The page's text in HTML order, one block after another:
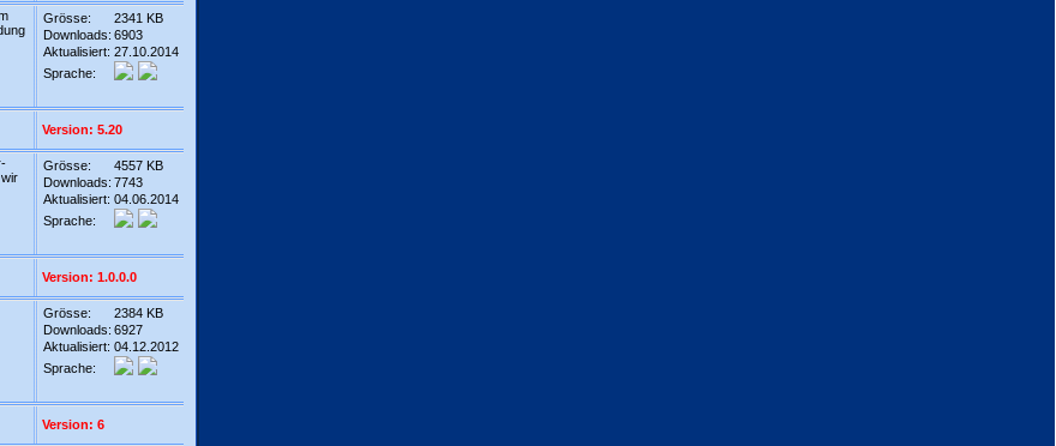
Grösse:
2341 KB
Downloads: 6903
Aktualisiert: 27.10.2014
Sprache:
Version: 5.20
Grösse:
4557 KB
Downloads: 7743
Aktualisiert: 04.06.2014
Sprache:
Version: 1.0.0.0
Grösse:
2384 KB
Downloads: 6927
Aktualisiert: 04.12.2012
Sprache:
Version: 6